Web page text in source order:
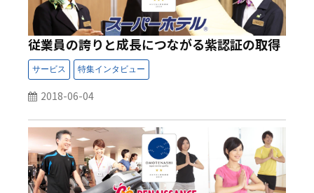
従業員の誇りと成長につながる紫認証の取得
2018-06-04